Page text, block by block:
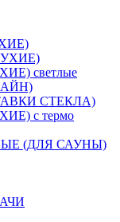
светлые
СТЕКЛА)
с термо
(ДЛЯ САУНЫ)